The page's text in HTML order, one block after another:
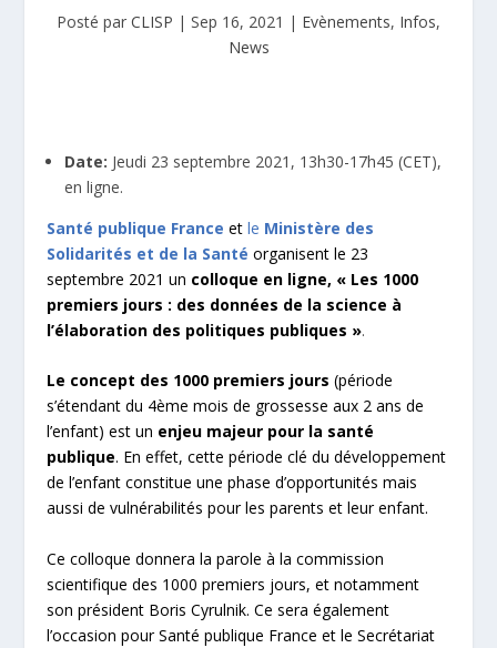
Posté par CLISP | Sep 16, 2021 | Evènements, Infos,
News
Date: Jeudi 23 septembre 2021, 13h30-17h45 (CET),
en ligne.
Santé publique France etle Ministère des
Solidarités et de la Santé organisent le 23
septembre 2021 un colloque en ligne, « Les 1000
premiers jours : des données de la science à
l’élaboration des politiques publiques ».
Le concept des 1000 premiers jours(période
s’étendant du 4ème mois de grossesse aux 2 ans de
l’enfant) est un enjeu majeur pour la santé
publique. En effet, cette période clé du développement
de l’enfant constitue une phase d’opportunités mais
aussi de vulnérabilités pour les parents et leur enfant.
Ce colloque donnera la parole à la commission
scientifique des 1000 premiers jours, et notamment
son président Boris Cyrulnik. Ce sera également
l’occasion pour Santé publique France et le Secrétariat